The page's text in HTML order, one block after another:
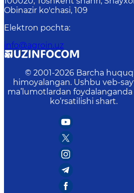
Obinazir ko'chasi, 109
Elektron pochta:
info@agroin.uz
© 2001-2026 Barcha
himoyalangan. Ushbu veb-
ma’lumotlardan foydalanganda
ko‘rsatilishi shart.